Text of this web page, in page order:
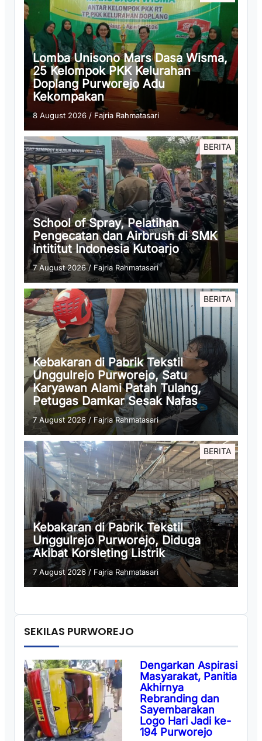
Lomba Unisono Mars Dasa Wisma,
25 Kelompok PKK Kelurahan
Doplang Purworejo Adu
Kekompakan
8 August 2026 / Fajria Rahmatasari
BERITA
School of Spray, Pelatihan
Pengecatan dan Airbrush di SMK
Intititut Indonesia Kutoarjo
7 August 2026/ Fajria Rahmatasari
BERITA
Kebakaran di Pabrik Tekstil
Unggulrejo Purworejo, Satu
Karyawan Alami Patah Tulang,
Petugas Damkar Sesak Nafas
7 August 2026 /Fajria Rahmatasari
BERITA
Kebakaran di Pabrik Tekstil
Unggulrejo Purworejo, Diduga
Akibat Korsleting Listrik
7 August 2026/ Fajria Rahmatasari
SEKILAS PURWOREJO
Dengarkan Aspirasi
Masyarakat, Panitia
Akhirnya
Rebranding dan
Sayembarakan
Logo Hari Jadi ke-
194 Purworejo